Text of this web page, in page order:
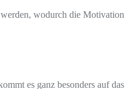
wodurch die Motivation
es ganz besonders auf